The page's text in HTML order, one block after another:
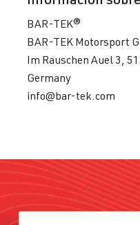
BAR-TEK®
BAR-TEK Motorsport
Im Rauschen Auel 3,
Germany
info@bar-tek.com